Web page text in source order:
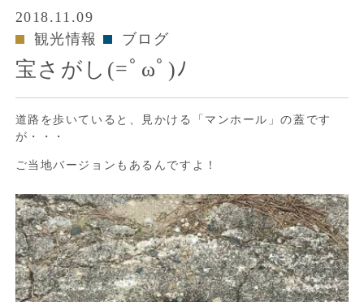
2018.11.09
観光情報
ブログ
宝さがし(=ﾟωﾟ)ﾉ
道路を歩いていると、見かける「マンホール」の蓋です
が・・・
ご当地バージョンもあるんですよ！